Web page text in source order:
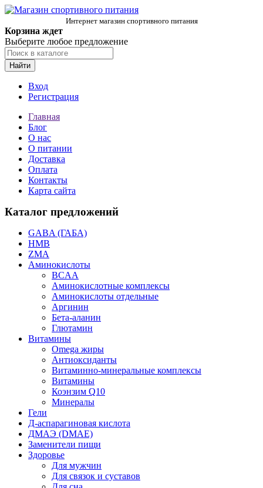
Интернет магазин спортивного питания
Корзина ждет
Выберите любое предложение
Найти
Вход
Регистрация
Главная
Блог
О нас
О питании
Доставка
Оплата
Контакты
Карта сайта
Каталог предложений
GABA (ГАБА)
HMB
ZMA
Аминокислоты
BCAA
Аминокислотные комплексы
Аминокислоты отдельные
Аргинин
Бета-аланин
Глютамин
Витамины
Omega жиры
Антиоксиданты
Витаминно-минеральные комплексы
Витамины
Коэнзим Q10
Минералы
Гели
Д-аспарагиновая кислота
ДМАЭ (DMAE)
Заменители пищи
Здоровье
Для мужчин
Для связок и суставов